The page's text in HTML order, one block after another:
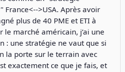
France<-->USA. Après avoir
plus de 40 PME et ETI à
le marché américain, j’ai une
: une stratégie ne vaut que si
la porte sur le terrain avec
exactement ce que je fais, et